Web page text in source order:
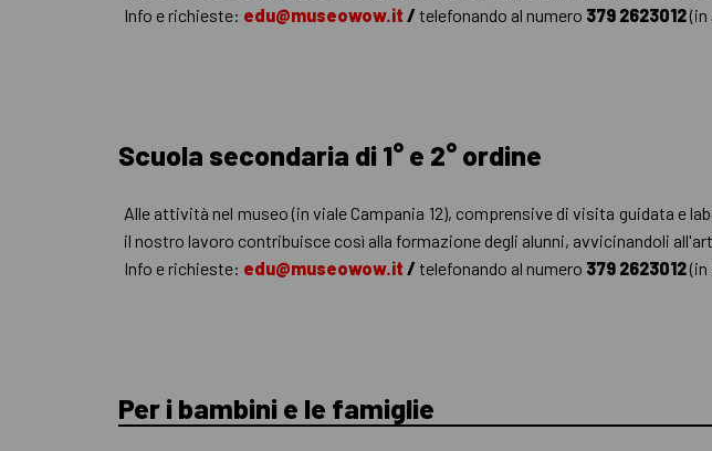
Info e richieste: edu@museowow.it / telefonando al numero 379 2623012(in
Scuola secondaria di 1° e 2° ordine
Alle attività nel museo (in viale Campania 12), comprensive di visita guidata
il nostro lavoro contribuisce così alla formazione degli alunni, avvicinandoli
Info e richieste: edu@museowow.it / telefonando al numero 379 2623012(in
Per i bambini e le famiglie